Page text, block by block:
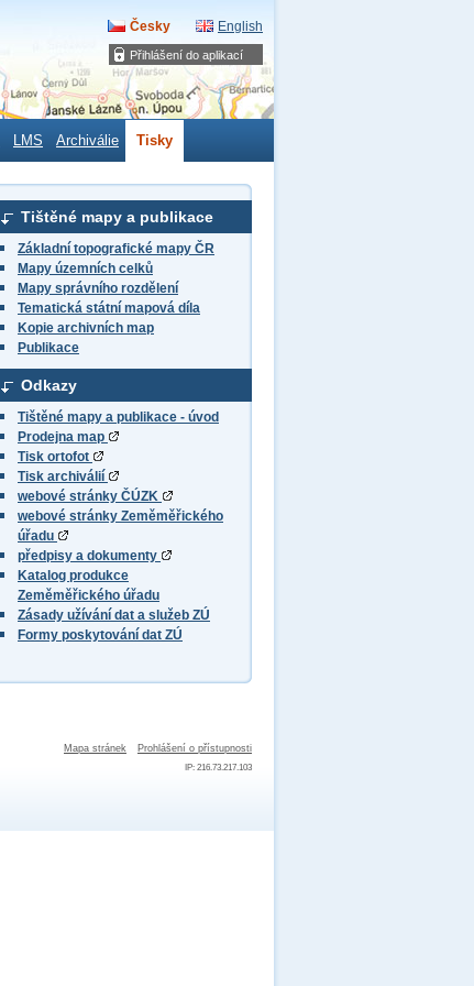
Přihlášení do aplikací
Česky English
LMS Archiválie Tisky
Tištěné mapy a publikace
Základní topografické mapy ČR
Mapy územních celků
Mapy správního rozdělení
Tematická státní mapová díla
Kopie archivních map
Publikace
Odkazy
Tištěné mapy a publikace - úvod
Prodejna map
Tisk ortofot
Tisk archiválií
webové stránky ČÚZK
webové stránky Zeměměřického
úřadu
předpisy a dokumenty
Katalog produkce
Zeměměřického úřadu
Zásady užívání dat a služeb ZÚ
Formy poskytování dat ZÚ
Mapa stránek Prohlášení o přístupnosti
IP: 216.73.217.103